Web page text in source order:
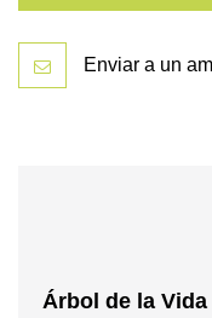
Enviar a un
Árbol de la